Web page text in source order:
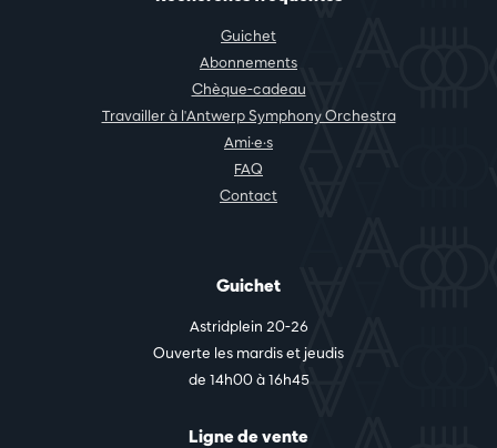
Guichet
Abonnements
Chèque-cadeau
Travailler à l'Antwerp Symphony Orchestra
Ami·e·s
FAQ
Contact
Guichet
Astridplein 20-26
Ouverte les mardis et jeudis
de 14h00 à 16h45
Ligne de vente